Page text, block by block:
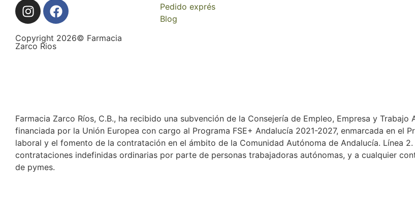
Copyright 2026© Farmacia
Zarco Rios
Pedido exprés
Blog
Farmacia Zarco Ríos, C.B., ha recibido una subvención de la Consejería de Empleo, Empresa y
financiada por la Unión Europea con cargo al Programa FSE+ Andalucía 2021-2027, enmarcada en el
laboral y el fomento de la contratación en el ámbito de la Comunidad Autónoma de Andalucía. Línea
contrataciones indefinidas ordinarias por parte de personas trabajadoras autónomas, y a cualquier
de pymes.